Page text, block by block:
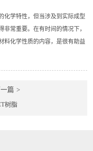
化学特性，但当涉及到实际成型
常重要。在有时间的情况下，
料化学性质的内容，是很有助益
一篇
树脂